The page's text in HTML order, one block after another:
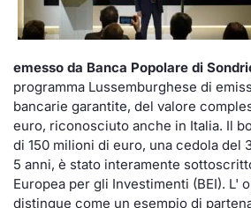
emesso da Banca Popolare di
programma Lussemburghese di
bancarie garantite, del valore
euro, riconosciuto anche in Italia. Il
di 150 milioni di euro, una cedola del
5 anni, è stato interamente
Europea per gli Investimenti (BEI). L'
distingue come un esempio di